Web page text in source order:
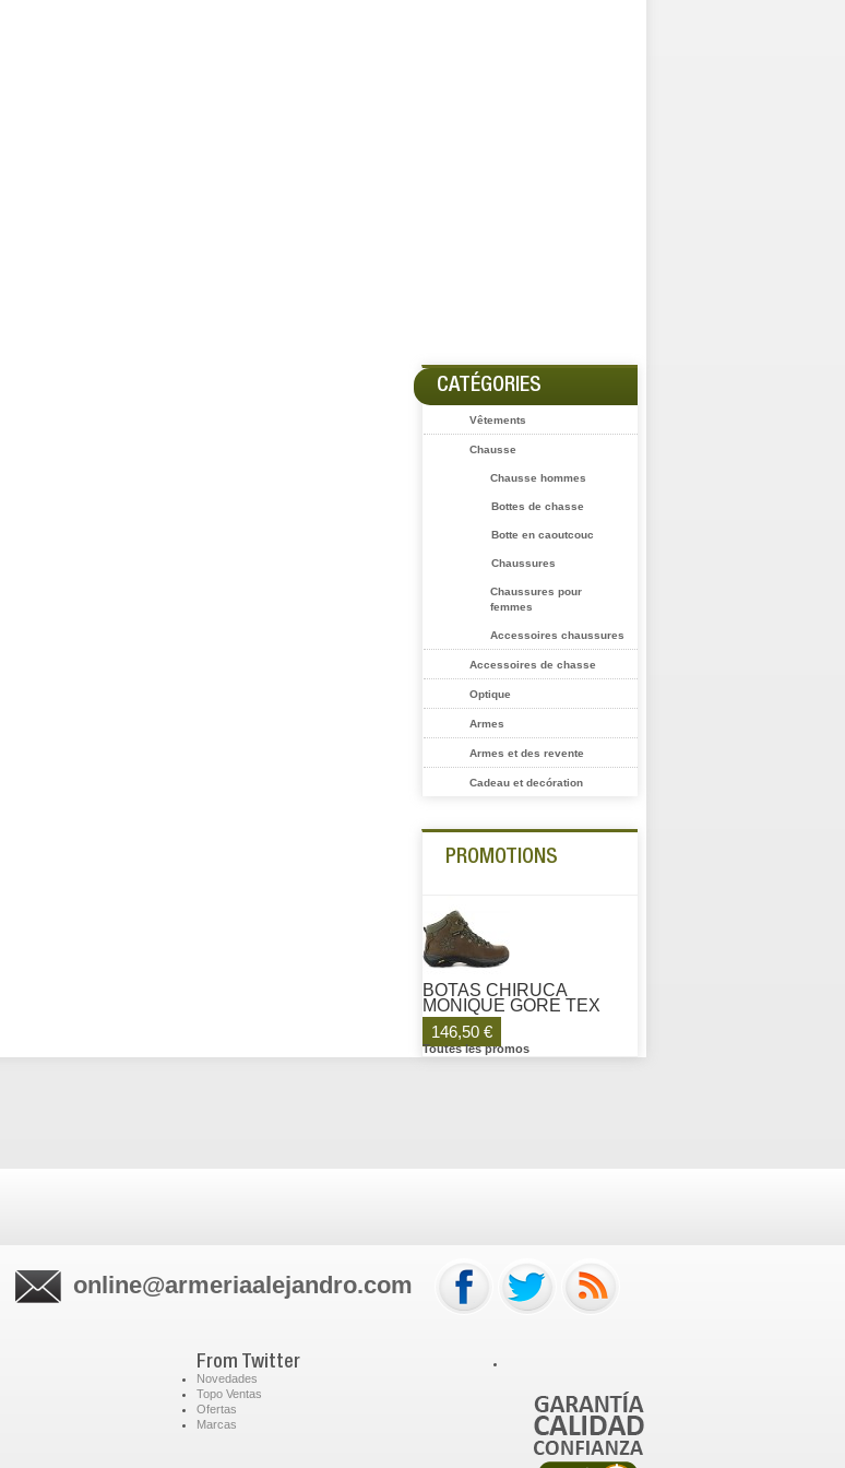
CATÉGORIES
Vêtements
Chausse
Chausse hommes
Bottes de chasse
Botte en caoutcouc
Chaussures
Chaussures pour
femmes
Accessoires chaussures
Accessoires de chasse
Optique
Armes
Armes et des revente
Cadeau et decóration
PROMOTIONS
BOTAS CHIRUCA
MONIQUE GORE TEX
146,50 €
Toutes les promos
online@armeriaalejandro.com
From Twitter
Novedades
Topo Ventas
Ofertas
Marcas